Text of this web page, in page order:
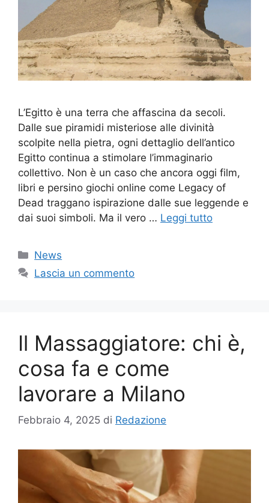
L’Egitto è una terra che affascina da secoli.
Dalle sue piramidi misteriose alle divinità
scolpite nella pietra, ogni dettaglio dell’antico
Egitto continua a stimolare l’immaginario
collettivo. Non è un caso che ancora oggi film,
libri e persino giochi online come Legacy of
Dead traggano ispirazione dalle sue leggende e
dai suoi simboli. Ma il vero … Leggi tutto
Categorie
News
Lascia un commento
Il Massaggiatore: chi è,
cosa fa e come
lavorare a Milano
Febbraio 4, 2025 di Redazione